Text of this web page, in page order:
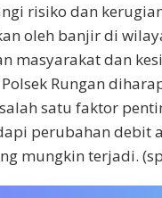
risiko dan
oleh banjir di
masyarakat dan
Rungan
satu faktor
perubahan debit
mungkin terjadi.